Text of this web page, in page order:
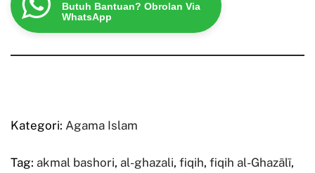
Butuh Bantuan? Obrolan Via
WhatsApp
Kategori: Agama Islam
Tag: akmal bashori, al-ghazali, fiqih, fiqih al-Ghazālī,